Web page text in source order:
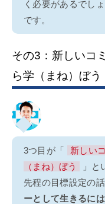
く必要があるでし
です。
その3：新しいコ
ら学（まね）ぼう
3つ目が「
新しい
（まね）ぼう
」と
先程の目標設定の
ーとして生きるに